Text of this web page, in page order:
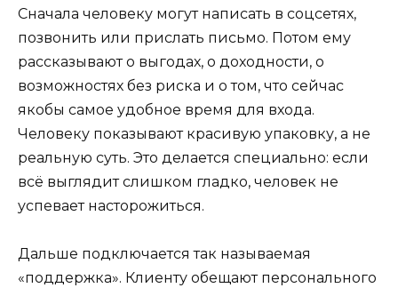
Сначала человеку могут написать в соцсетях,
позвонить или прислать письмо. Потом ему
рассказывают о выгодах, о доходности, о
возможностях без риска и о том, что сейчас
якобы самое удобное время для входа.
Человеку показывают красивую упаковку, а не
реальную суть. Это делается специально: если
всё выглядит слишком гладко, человек не
успевает насторожиться.
Дальше подключается так называемая
«поддержка». Клиенту обещают персонального